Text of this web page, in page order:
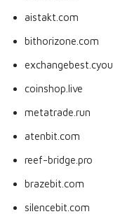
aistakt.com
bithorizone.com
exchangebest.cyou
coinshop.live
metatrade.run
atenbit.com
reef-bridge.pro
brazebit.com
silencebit.com